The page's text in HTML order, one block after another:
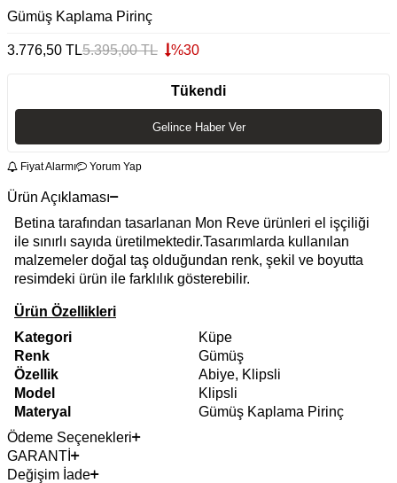
Gümüş Kaplama Pirinç
3.776,50 TL5.395,00TL %30
Tükendi
Gelince Haber Ver
Fiyat Alarmı Yorum Yap
Ürün Açıklaması
Betina tarafından tasarlanan Mon Reve ürünleri el işçiliği
ile sınırlı sayıda üretilmektedir.Tasarımlarda kullanılan
malzemeler doğal taş olduğundan renk, şekil ve boyutta
resimdeki ürün ile farklılık gösterebilir.
Ürün Özellikleri
Kategori
Küpe
Renk
Gümüş
Özellik
Abiye, Klipsli
Model
Klipsli
Materyal
Gümüş Kaplama Pirinç
Ödeme Seçenekleri
GARANTİ
Değişim İade